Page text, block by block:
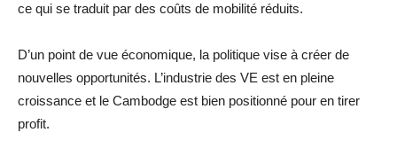
ce qui se traduit par des coûts de mobilité réduits.
D’un point de vue économique, la politique vise à créer de
nouvelles opportunités. L’industrie des VE est en pleine
croissance et le Cambodge est bien positionné pour en tirer
profit.